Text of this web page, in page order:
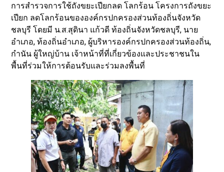
การสำรวจการใช้ถังขยะเปียกลด โลกร้อน โครงการถังขยะ
เปียก ลดโลกร้อนขององค์กรปกครองส่วนท้องถิ่นจังหวัด
ชลบุรี โดยมี น.ส.สุดินา แก้วดี ท้องถิ่นจังหวัดชลบุรี, นาย
อำเภอ, ท้องถิ่นอำเภอ, ผู้บริหารองค์กรปกครองส่วนท้องถิ่น,
กำนัน ผู้ใหญ่บ้าน เจ้าหน้าที่ที่เกี่ยวข้องและประชาชนใน
พื้นที่ร่วมให้การต้อนรับและร่วมลงพื้นที่